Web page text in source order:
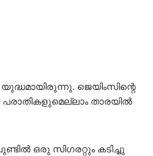
ജെയിംസിന്റെ
താരയിൽ
ഒരു സിഗരറ്റും കടിച്ചു